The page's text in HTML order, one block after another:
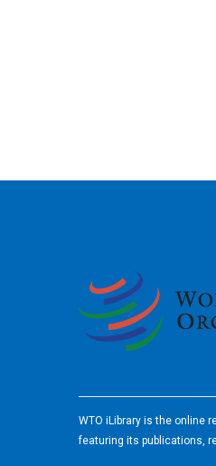
WTO iLibrary is the online
featuring its publications,